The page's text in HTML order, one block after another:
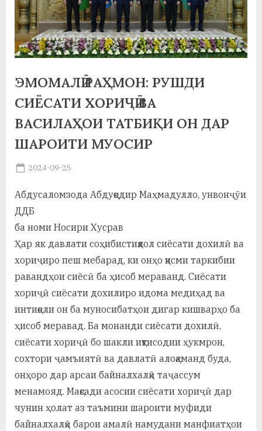
а
н
о
Н
Х
у
с
р
а
в
ЭМОМАЛӢ РАҲМОН: РУШДИ
СИЁСАТИ ХОРИҶӢ ВА
ВАСИЛАҲОИ ТАТБИҚИ ОН ДАР
ШАРОИТИ МУОСИР
Posted
2024-09-25
Абдусаломзода Абдуқодир Маҳмадулло, унвонҷӯи
ДДБ
ба номи Носири Хусрав
Ҳар як давлати соҳибистиқлол сиёсати дохилӣ ва
хориҷиро пеш мебарад, ки онҳо қисми таркибии
равандҳои сиёсӣ ба ҳисоб мераванд. Сиёсати
хориҷӣ сиёсати дохилиро идома медиҳад ва
интиқоли он ба муносибатҳои дигар кишварҳо ба
ҳисоб меравад. Ба монанди сиёсати дохилӣ,
сиёсати хориҷӣ бо шакли иқтисодии ҳукмрон,
сохтори ҷамъиятӣ ва давлатӣ алоқаманд буда,
онҳоро дар арсаи байналхалқӣ таҷассум
менамояд. Мақсади асосии сиёсати хориҷӣ дар
чунин ҳолат аз таъмини шароити муфиди
байналхалқӣ барои амалӣ намудани манфиатҳои